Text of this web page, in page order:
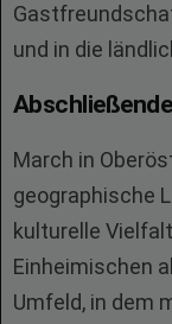
und in die
March in
geographische
kulturelle
Einheimischen
Umfeld, in dem